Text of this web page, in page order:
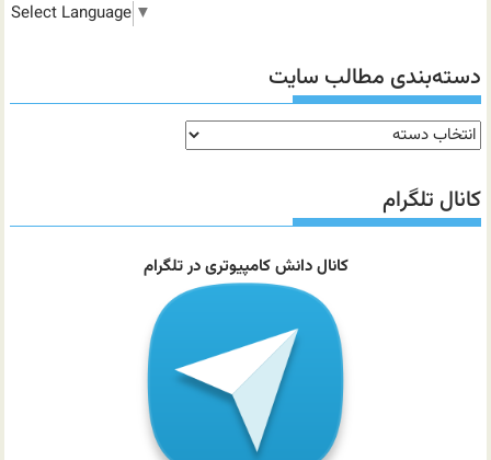
Select Language ▼
دسته‌بندی مطالب سایت
دسته‌بندی
مطالب
سایت
کانال تلگرام
کانال دانش کامپیوتری در تلگرام